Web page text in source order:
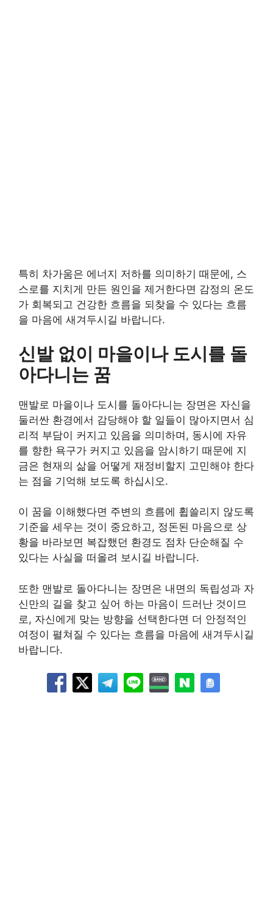
특히 차가움은 에너지 저하를 의미하기 때문에, 스
스로를 지치게 만든 원인을 제거한다면 감정의 온도
가 회복되고 건강한 흐름을 되찾을 수 있다는 흐름
을 마음에 새겨두시길 바랍니다.
신발 없이 마을이나 도시를 돌
아다니는 꿈
맨발로 마을이나 도시를 돌아다니는 장면은 자신을
둘러싼 환경에서 감당해야 할 일들이 많아지면서 심
리적 부담이 커지고 있음을 의미하며, 동시에 자유
를 향한 욕구가 커지고 있음을 암시하기 때문에 지
금은 현재의 삶을 어떻게 재정비할지 고민해야 한다
는 점을 기억해 보도록 하십시오.
이 꿈을 이해했다면 주변의 흐름에 휩쓸리지 않도록
기준을 세우는 것이 중요하고, 정돈된 마음으로 상
황을 바라보면 복잡했던 환경도 점차 단순해질 수
있다는 사실을 떠올려 보시길 바랍니다.
또한 맨발로 돌아다니는 장면은 내면의 독립성과 자
신만의 길을 찾고 싶어 하는 마음이 드러난 것이므
로, 자신에게 맞는 방향을 선택한다면 더 안정적인
여정이 펼쳐질 수 있다는 흐름을 마음에 새겨두시길
바랍니다.